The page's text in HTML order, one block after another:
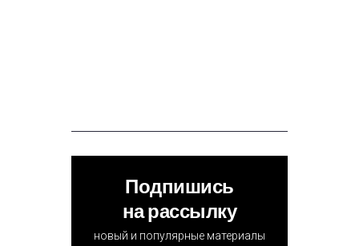
Подпишись
на рассылку
новый и популярные материалы